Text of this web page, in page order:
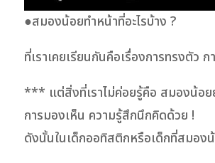
●สมองน้อยทำหน้าที่อะไรบ้าง ?
ที่เราเคยเรียนกันคือเรื่องการทรงตัว
*** แต่สิ่งที่เราไม่ค่อยรู้คือ สมองน้อย
การมองเห็น ความรู้สึกนึกคิดด้วย !
ดังนั้นในเด็กออทิสติกหรือเด็กที่สมอง